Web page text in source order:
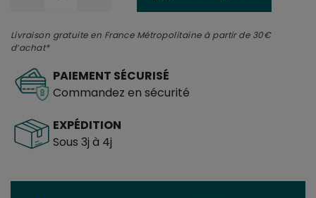
Livraison gratuite en France Métropolitaine à partir de 30€
d’achat*
PAIEMENT SÉCURISÉ
Commandez en sécurité
EXPÉDITION
Sous 3j à 4j